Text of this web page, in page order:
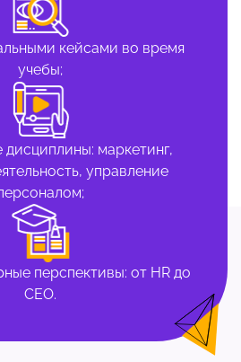
кейсами во время
учебы;
маркетинг,
управление
перспективы: от HR до
CEO.